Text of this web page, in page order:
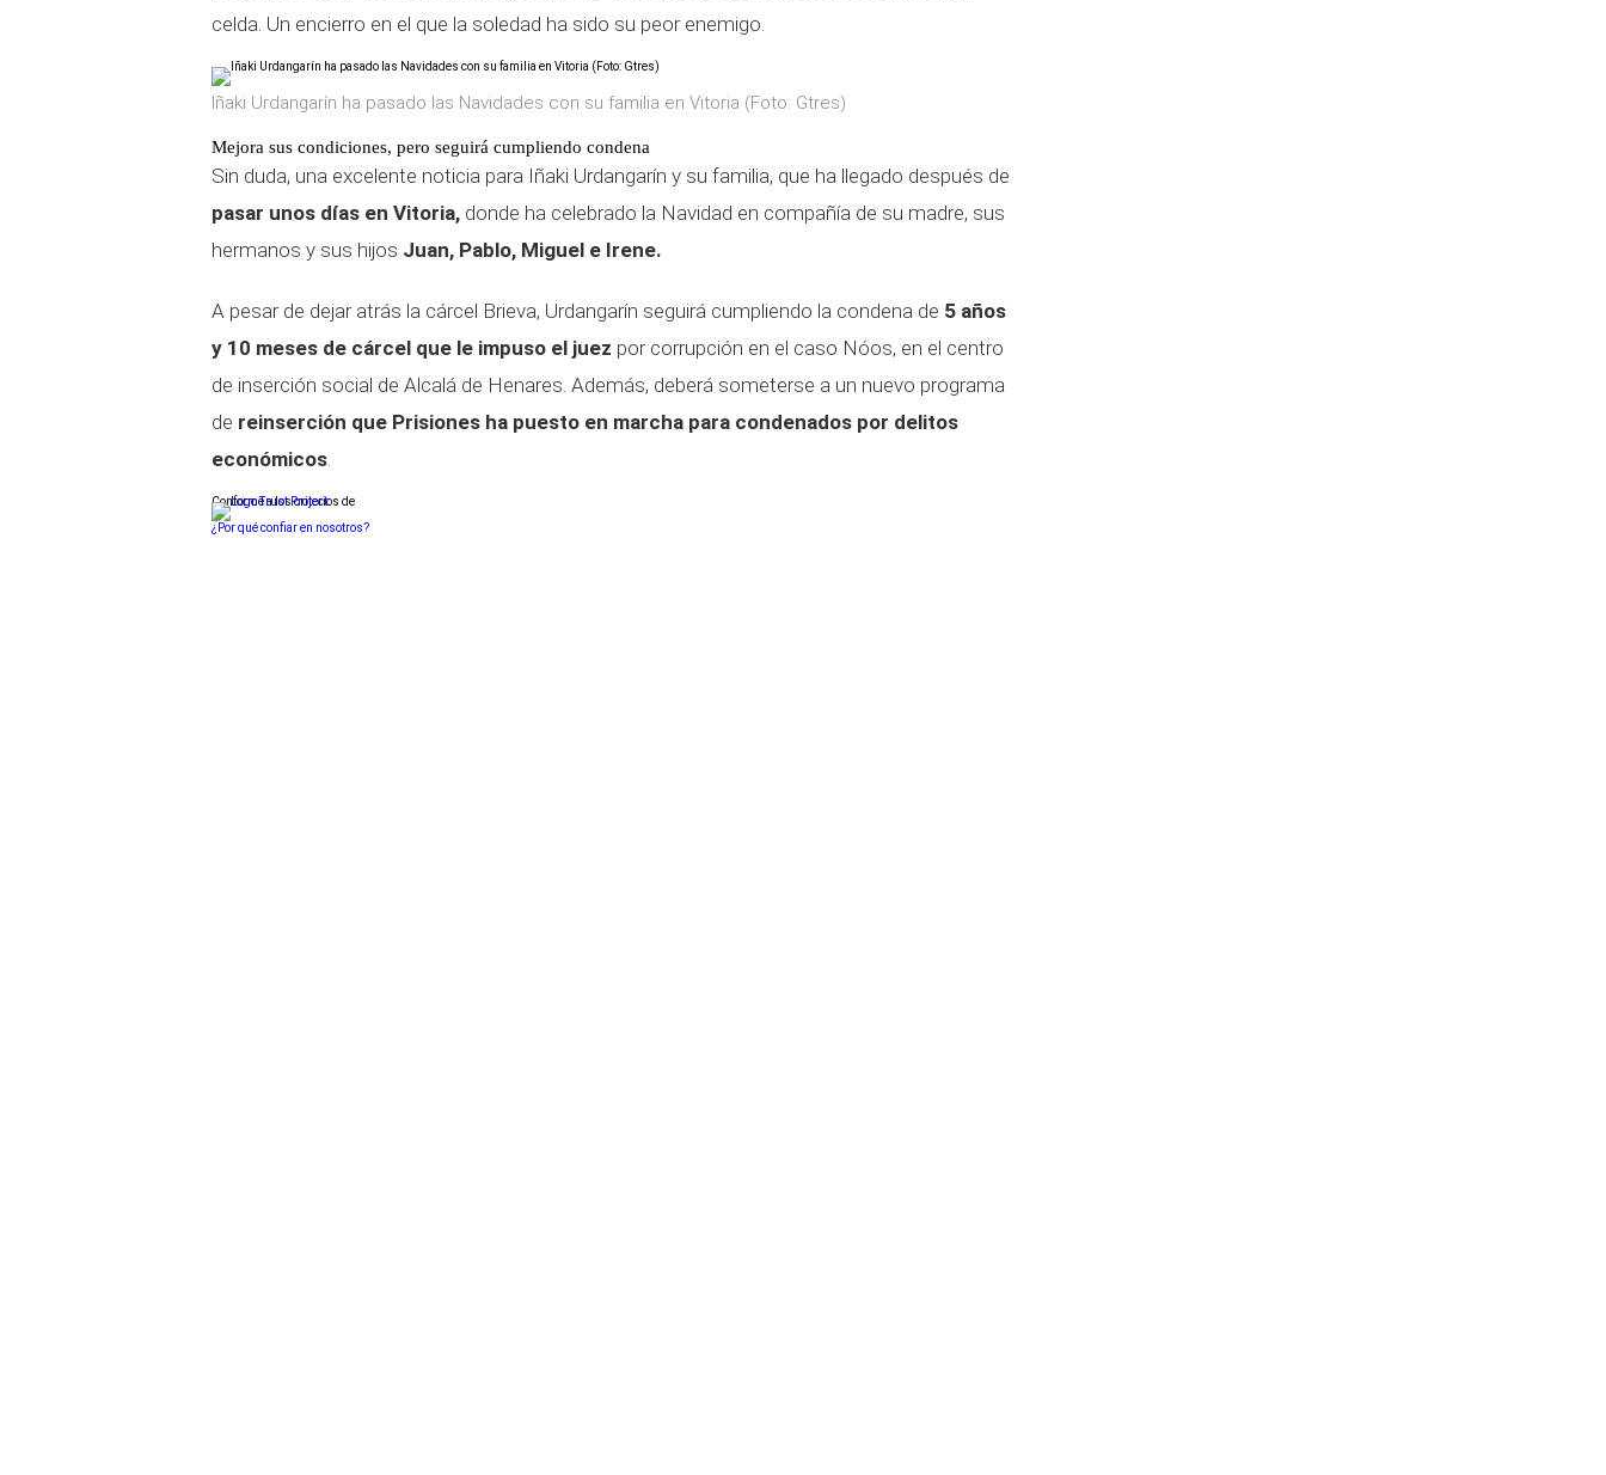
celda. Un encierro en el que la soledad ha sido su peor enemigo.
Iñaki Urdangarín ha pasado las Navidades con su familia en Vitoria (Foto: Gtres)
Mejora sus condiciones, pero seguirá cumpliendo condena
Sin duda, una excelente noticia para Iñaki Urdangarín y su familia, que ha llegado después de
pasar unos días en Vitoria, donde ha celebrado la Navidad en compañía de su madre, sus
hermanos y sus hijos Juan, Pablo, Miguel e Irene.
A pesar de dejar atrás la cárcel Brieva, Urdangarín seguirá cumpliendo la condena de 5 años
y 10 meses de cárcel que le impuso el juez por corrupción en el caso Nóos, en el centro
de inserción social de Alcalá de Henares. Además, deberá someterse a un nuevo programa
de reinserción que Prisiones ha puesto en marcha para condenados por delitos
económicos.
Conforme a los criterios de
¿Por qué confiar en nosotros?